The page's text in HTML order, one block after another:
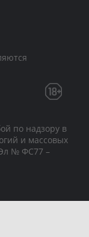
по надзору в
и массовых
№ ФС77 –